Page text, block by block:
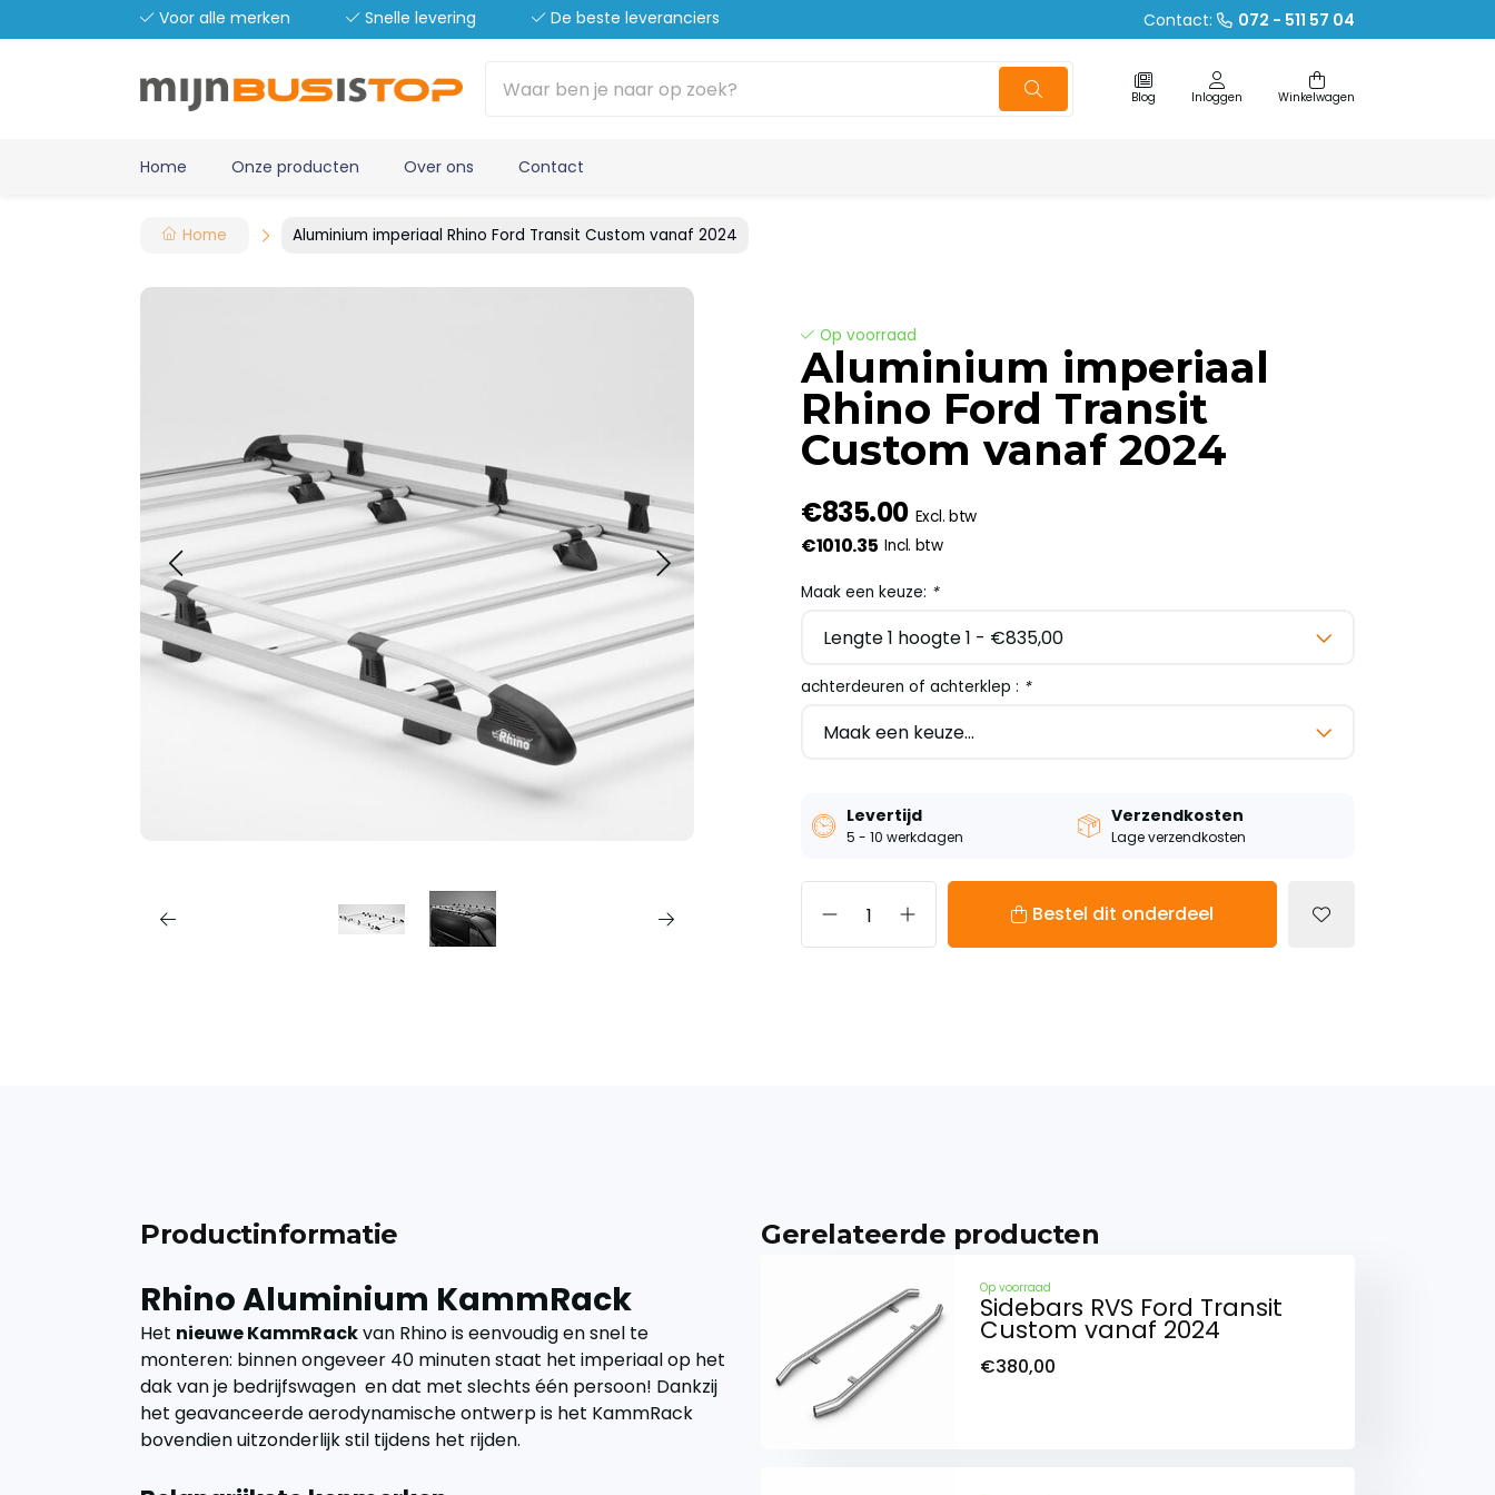
Voor alle merken Snelle levering De beste leveranciers Contact: 072 - 511 57 04
Blog Inloggen Winkelwagen
Home Onze producten Over ons Contact
Home Aluminium imperiaal Rhino Ford Transit Custom vanaf 2024
Op voorraad
Aluminium imperiaal
Rhino Ford Transit
Custom vanaf 2024
€835.00 Excl. btw
€1010.35 Incl. btw
Maak een keuze: *
achterdeuren of achterklep : *
Levertijd
5 - 10 werkdagen
Verzendkosten
Lage verzendkosten
Bestel dit onderdeel
Productinformatie
Rhino Aluminium KammRack
Het nieuwe KammRackvan Rhino is eenvoudig en snel te
monteren: binnen ongeveer 40 minuten staat het imperiaal op het
dak van je bedrijfswagen en dat met slechts één persoon! Dankzij
het geavanceerde aerodynamische ontwerp is het KammRack
bovendien uitzonderlijk stil tijdens het rijden.
Gerelateerde producten
Op voorraad
Sidebars RVS Ford Transit
Custom vanaf 2024
€380,00